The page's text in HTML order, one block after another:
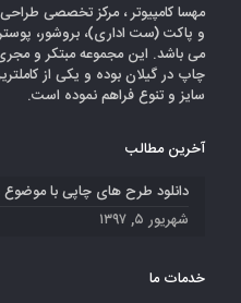
مهسا کامپیوتر ، مرکز تخصصی
و پاکت (ست اداری)، بروشور،
می باشد. این مجموعه مبتکر و
چاپ در گیلان بوده و یکی از
سایز و تنوع فراهم نموده است.
آخرین مطالب
دانلود طرح های چاپی با موضوع
شهریور ۵, ۱۳۹۷
خدمات ما